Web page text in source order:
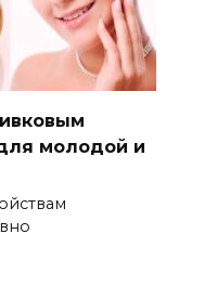
молодой и